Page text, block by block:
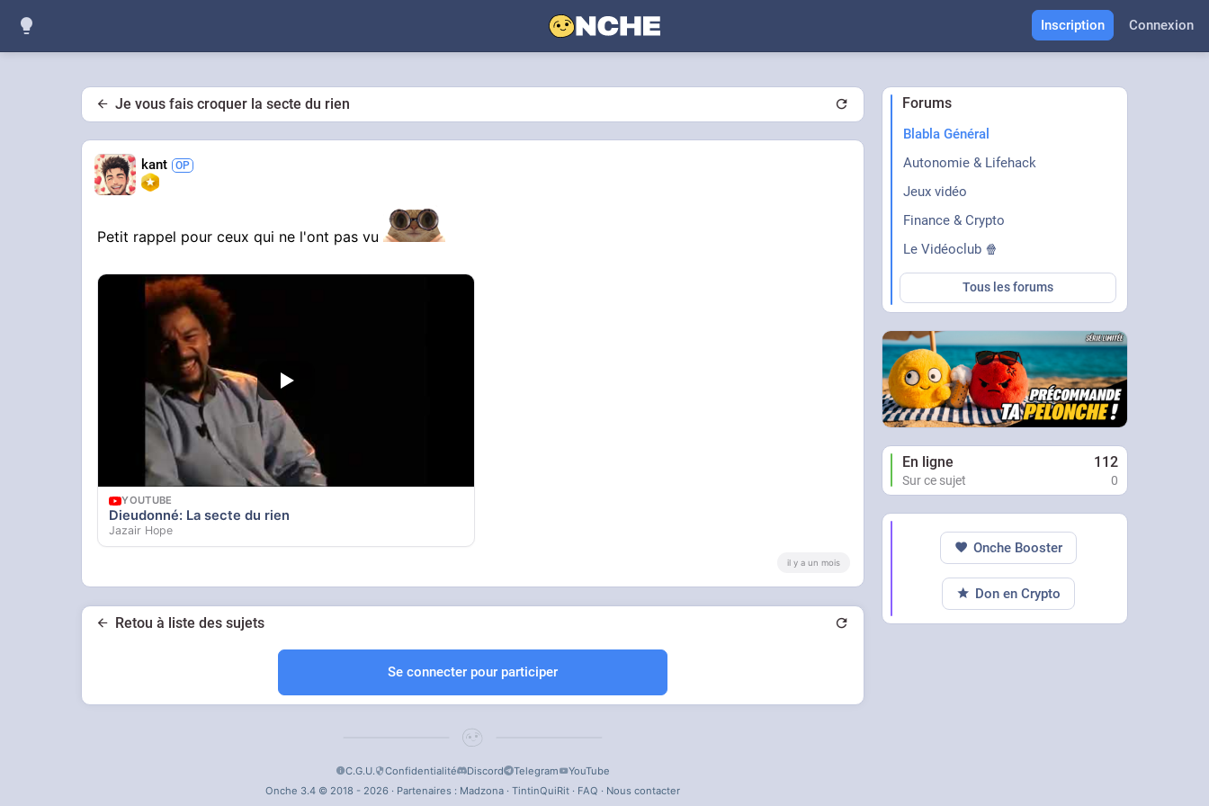
Inscription Connexion
Je vous fais croquer la secte du rien
kant
Petit rappel pour ceux qui ne l'ont pas vu
YOUTUBE
Dieudonné: La secte du rien
Jazair Hope
il y a un mois
Retou à liste des sujets
Se connecter pour participer
C.G.U. Confidentialité Discord Telegram
YouTube
Onche 3.4 © 2018 - 2026 · Partenaires : Madzona ·TintinQuiRit · FAQ · Nous contacter
Forums
Blabla Général
Autonomie & Lifehack
Jeux vidéo
Finance & Crypto
Le Vidéoclub 🍿
Tous les forums
En ligne 112
Sur ce sujet 0
Onche Booster
Don en Crypto